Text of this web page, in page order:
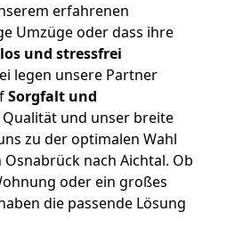
erfahrenen
Umzüge oder dass ihre
und stressfrei
legen unsere Partner
Sorgfalt und
Qualität und unser breite
zu der optimalen Wahl
nach Aichtal. Ob
oder ein großes
die passende Lösung